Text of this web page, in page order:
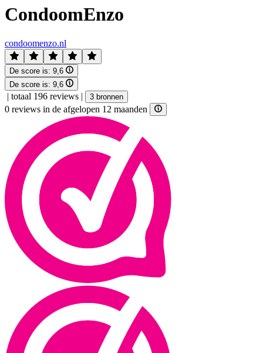
CondoomEnzo
condoomenzo.nl
De score is: 9,6
De score is: 9,6
| totaal 196 reviews | 3 bronnen
0 reviews in de afgelopen 12 maanden